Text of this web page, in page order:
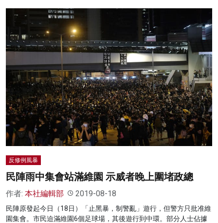
反修例風暴
民陣雨中集會站滿維園 示威者晚上圍堵政總
作者: 本社編輯部 2019-08-18
民陣原發起今日（18日）「止黑暴，制警亂」遊行，但警方只批准維
園集會。市民迫滿維園6個足球場，其後遊行到中環。部分人士佔據